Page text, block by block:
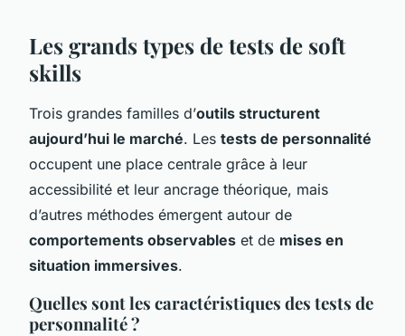
Les grands types de tests de soft
skills
Trois grandes familles d’outils structurent
aujourd’hui le marché. Les tests de personnalité
occupent une place centrale grâce à leur
accessibilité et leur ancrage théorique, mais
d’autres méthodes émergent autour de
comportements observables et de mises en
situation immersives.
Quelles sont les caractéristiques des tests de
personnalité ?